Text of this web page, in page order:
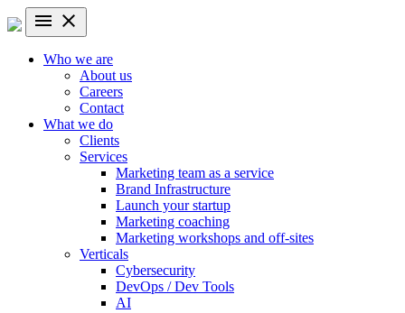
menu close
Who we are
About us
Careers
Contact
What we do
Clients
Services
Marketing team as a service
Brand Infrastructure
Launch your startup
Marketing coaching
Marketing workshops and off-sites
Verticals
Cybersecurity
DevOps / Dev Tools
AI